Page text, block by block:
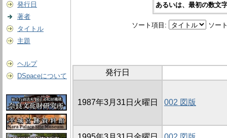
発行日
著者
タイトル
主題
ヘルプ
DSpaceについて
あるいは、最初の数文
ソート項目: ソー
発行日
1987年3月31日火曜日 002 図版